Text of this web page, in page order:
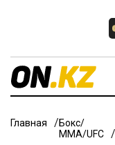
Главная
Бокс/
ММА/UFC